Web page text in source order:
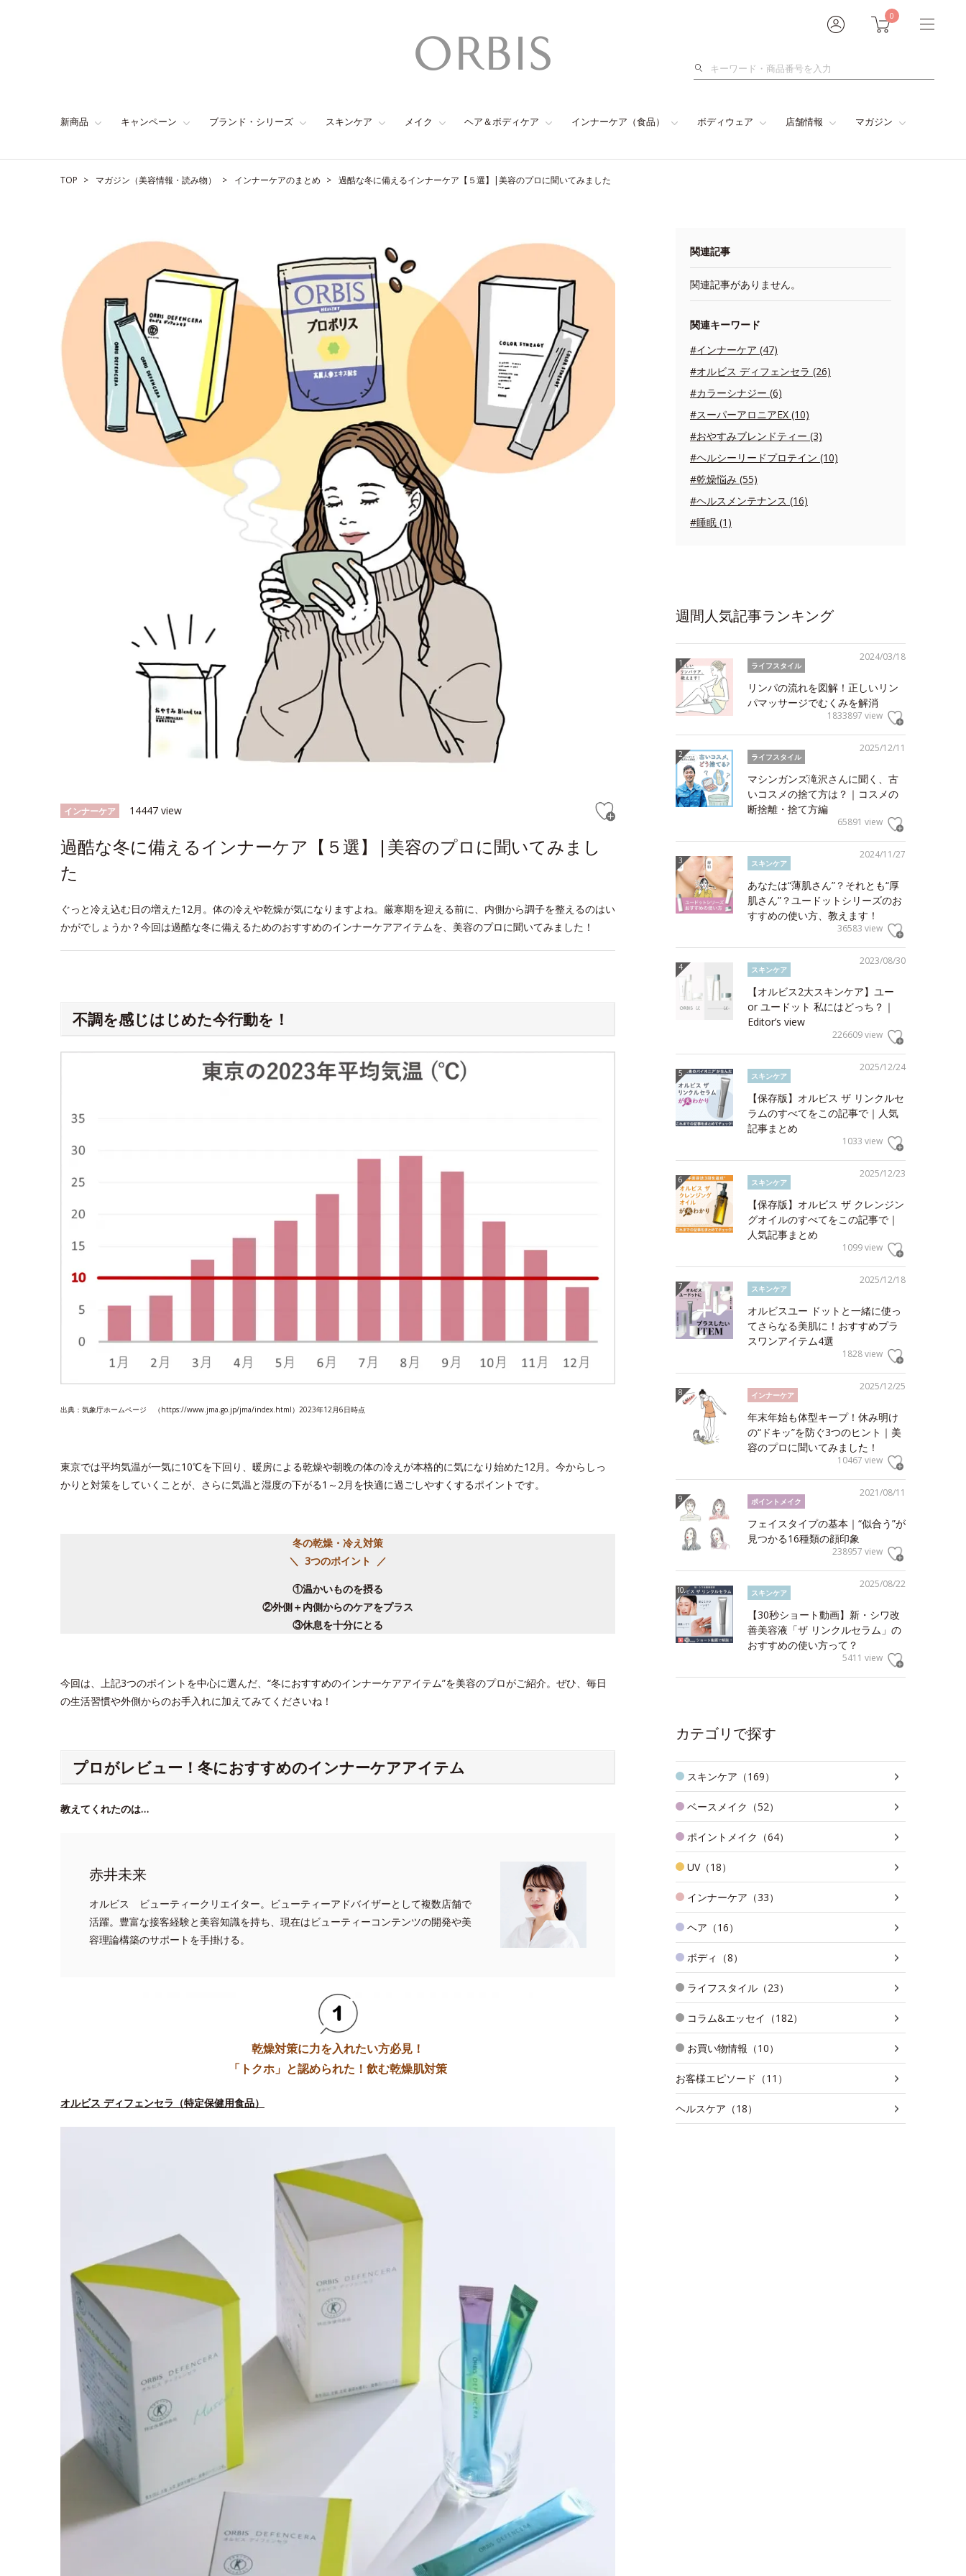
0
検
新商品 キャンペーン ブランド・シリーズ スキンケア メイク ヘア＆ボディケア インナーケア（食品） ボディウェア 店舗情報 マガジン
TOP マガジン（美容情報・読み物） インナーケアのまとめ 過酷な冬に備えるインナーケア【５選】|美容のプロに聞いてみました
インナーケア 14447 view
過酷な冬に備えるインナーケア【５選】|美容のプロに聞いてみまし
た
ぐっと冷え込む日の増えた12月。体の冷えや乾燥が気になりますよね。厳寒期を迎える前に、内側から調子を整えるのはい
かがでしょうか？今回は過酷な冬に備えるためのおすすめのインナーケアアイテムを、美容のプロに聞いてみました！
不調を感じはじめた今行動を！
出典：気象庁ホームページ （https://www.jma.go.jp/jma/index.html）2023年12月6日時点
東京では平均気温が一気に10℃を下回り、暖房による乾燥や朝晩の体の冷えが本格的に気になり始めた12月。今からしっ
かりと対策をしていくことが、さらに気温と湿度の下がる1～2月を快適に過ごしやすくするポイントです。
冬の乾燥・冷え対策
＼ 3つのポイント ／
①温かいものを摂る
②外側＋内側からのケアをプラス
③休息を十分にとる
今回は、上記3つのポイントを中心に選んだ、“冬におすすめのインナーケアアイテム”を美容のプロがご紹介。ぜひ、毎日
の生活習慣や外側からのお手入れに加えてみてくださいね！
プロがレビュー！冬におすすめのインナーケアアイテム
教えてくれたのは…
赤井未来
オルビス ビューティークリエイター。ビューティーアドバイザーとして複数店舗で
活躍。豊富な接客経験と美容知識を持ち、現在はビューティーコンテンツの開発や美
容理論構築のサポートを手掛ける。
乾燥対策に力を入れたい方必見！
「トクホ」と認められた！飲む乾燥肌対策
オルビス ディフェンセラ（特定保健用食品）
関連記事
関連記事がありません。
関連キーワード
#インナーケア (47)
#オルビス ディフェンセラ (26)
#カラーシナジー (6)
#スーパーアロニアEX (10)
#おやすみブレンドティー (3)
#ヘルシーリードプロテイン (10)
#乾燥悩み (55)
#ヘルスメンテナンス (16)
#睡眠 (1)
週間人気記事ランキング
2024/03/18
ライフスタイル
リンパの流れを図解！正しいリン
パマッサージでむくみを解消
1833897 view
2025/12/11
ライフスタイル
マシンガンズ滝沢さんに聞く、古
いコスメの捨て方は？｜コスメの
断捨離・捨て方編
65891 view
2024/11/27
スキンケア
あなたは“薄肌さん”？それとも“厚
肌さん”？ユードットシリーズのお
すすめの使い方、教えます！
36583 view
2023/08/30
スキンケア
【オルビス2大スキンケア】ユー
or ユードット 私にはどっち？｜
Editor’s view
226609 view
2025/12/24
スキンケア
【保存版】オルビス ザ リンクルセ
ラムのすべてをこの記事で｜人気
記事まとめ
1033 view
2025/12/23
スキンケア
【保存版】オルビス ザ クレンジン
グオイルのすべてをこの記事で｜
人気記事まとめ
1099 view
2025/12/18
スキンケア
オルビスユー ドットと一緒に使っ
てさらなる美肌に！おすすめプラ
スワンアイテム4選
1828 view
2025/12/25
インナーケア
年末年始も体型キープ！休み明け
の“ドキッ”を防ぐ3つのヒント｜美
容のプロに聞いてみました！
10467 view
2021/08/11
ポイントメイク
フェイスタイプの基本｜“似合う”が
見つかる16種類の顔印象
238957 view
2025/08/22
スキンケア
【30秒ショート動画】新・シワ改
善美容液「ザ リンクルセラム」の
おすすめの使い方って？
5411 view
カテゴリで探す
スキンケア（169）
ベースメイク（52）
ポイントメイク（64）
UV（18）
インナーケア（33）
ヘア（16）
ボディ（8）
ライフスタイル（23）
コラム&エッセイ（182）
お買い物情報（10）
お客様エピソード（11）
ヘルスケア（18）